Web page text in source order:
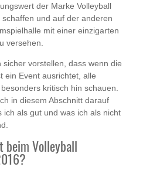
der Marke Volleyball
schaffen und auf der anderen
mit einer einzigarten
versehen.
sicher vorstellen, dass wenn die
ein Event ausrichtet, alle
kritisch hin schauen.
in diesem Abschnitt darauf
ich als gut und was ich als nicht
beim Volleyball